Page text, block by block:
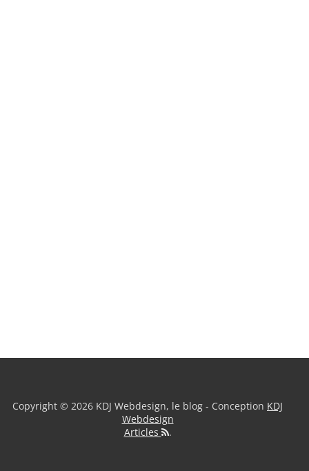
Copyright © 2026 KDJ Webdesign, le blog - Conception KDJ
Webdesign
Articles
.